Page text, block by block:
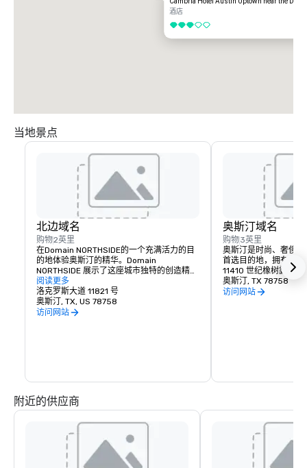
酒店
3/5
当地景点
北边域名
购物2英里
在Domain NORTHSIDE的一个充满活力的目
的地体验奥斯汀的精华。Domain
NORTHSIDE 展示了这座城市独特的创造精
神，邀请游客白天和黑夜探索时尚的商店，
品尝非凡的餐饮，享受热闹的摇滚玫瑰娱乐
区，并在酒店内的两家温馨酒店放松身心。
阅读更多
洛克罗斯大道 11821 号
奥斯汀, TX, US 78758
访问网站
奥斯汀域名
购物3英里
奥斯汀是时尚、奢侈
首选目的地，拥有
11410 世纪橡树露台
奥斯汀, TX 78758
访问网站
附近的供应商